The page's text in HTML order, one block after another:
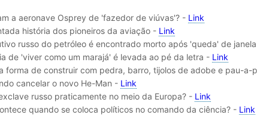
a aeronave Osprey de 'fazedor de viúvas'? - Link
história dos pioneiros da aviação - Link
russo do petróleo é encontrado morto após 'queda' de
de 'viver como um marajá' é levada ao pé da letra - Link
forma de construir com pedra, barro, tijolos de adobe e pau-a-
cancelar o novo He-Man - Link
russo praticamente no meio da Europa? - Link
quando se coloca políticos no comando da ciência? - Link